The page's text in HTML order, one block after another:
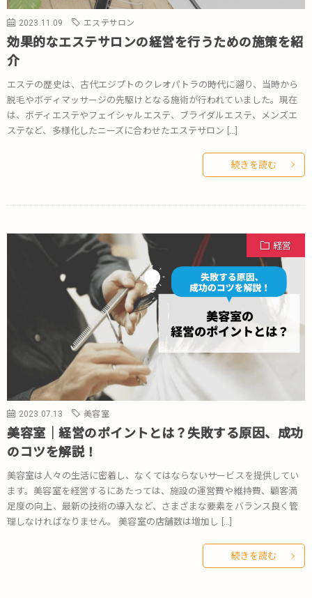
2023.11.09 エステサロン
効果的なエステサロンの経営を行うための施策を紹
介
エステの歴史は、古代エジプトのクレオパトラの時代に遡り、当時から
脱毛やボディマッサージの先駆けとなる施術が行われていました。現在
は、ボディエステやフェイシャルエステ、ブライダルエステ、メンズエ
ステなど、多様化したニーズに合わせたエステサロン […]
続きを読む
経営
2023.07.13 美容室
美容室｜経営のポイントとは？失敗する原因、成功
のコツを解説！
美容室は人々の生活に密着し、なくてはならないサービスを提供してい
ます。美容室を経営するにあたっては、施設の運営費や維持費、顧客満
足度の向上、最新の技術の導入など、さまざまな要素をバランス良く管
理しなければなりません。 美容室の店舗数は増加し […]
続きを読む